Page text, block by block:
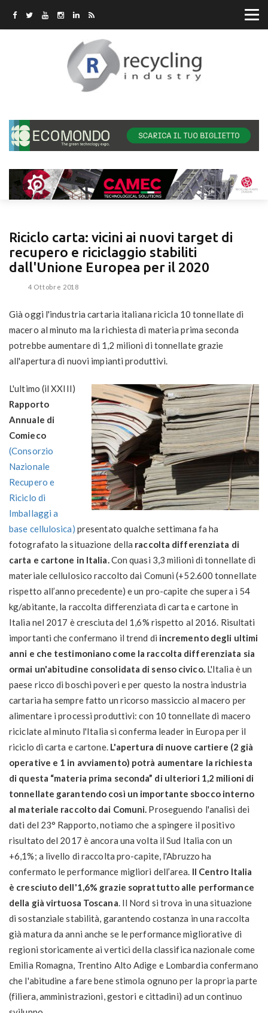
Riciclo carta: vicini ai nuovi target di
recupero e riciclaggio stabiliti
dall'Unione Europea per il 2020
4 Ottobre 2018
Già oggi l'industria cartaria italiana ricicla 10 tonnellate di
macero al minuto ma la richiesta di materia prima seconda
potrebbe aumentare di 1,2 milioni di tonnellate grazie
all'apertura di nuovi impianti produttivi.
L'ultimo (il XXIII)
Rapporto
Annuale di
Comieco
(Consorzio
Nazionale
Recupero e
Riciclo di
Imballaggi a
base cellulosica) presentato qualche settimana fa ha
fotografato la situazione della raccolta differenziata di
carta e cartone in Italia.Con quasi 3,3 milioni di tonnellate di
materiale cellulosico raccolto dai Comuni (+52.600 tonnellate
rispetto all’anno precedente) e un pro-capite che supera i 54
kg/abitante, la raccolta differenziata di carta e cartone in
Italia nel 2017 è cresciuta del 1,6% rispetto al 2016. Risultati
importanti che confermano il trend di incremento degli ultimi
anni e che testimoniano come la raccolta differenziata sia
ormai un'abitudine consolidata di senso civico.L'Italia è un
paese ricco di boschi poveri e per questo la nostra industria
cartaria ha sempre fatto un ricorso massiccio al macero per
alimentare i processi produttivi: con 10 tonnellate di macero
riciclate al minuto l'Italia si conferma leader in Europa per il
riciclo di carta e cartone. L'apertura di nuove cartiere (2 già
operative e 1 in avviamento) potrà aumentare la richiesta
di questa “materia prima seconda” di ulteriori 1,2 milioni di
tonnellate garantendo così un importante sbocco interno
al materiale raccolto dai Comuni. Proseguendo l'analisi dei
dati del 23° Rapporto, notiamo che a spingere il positivo
risultato del 2017 è ancora una volta il Sud Italia con un
+6,1%; a livello di raccolta pro-capite, l'Abruzzo ha
confermato le performance migliori dell’area. Il Centro Italia
è cresciuto dell'1,6% grazie soprattutto alle performance
della già virtuosa Toscana. Il Nord si trova in una situazione
di sostanziale stabilità, garantendo costanza in una raccolta
già matura da anni anche se le performance migliorative di
regioni storicamente ai vertici della classifica nazionale come
Emilia Romagna, Trentino Alto Adige e Lombardia confermano
che l'abitudine a fare bene stimola ognuno per la propria parte
(filiera, amministrazioni, gestori e cittadini) ad un continuo